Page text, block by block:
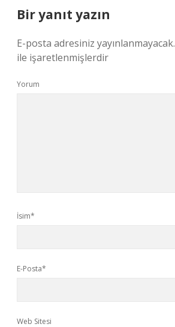
Bir yanıt yazın
E-posta adresiniz yayınlanmayacak.
ile işaretlenmişlerdir
Yorum
İsim*
E-Posta*
Web Sitesi